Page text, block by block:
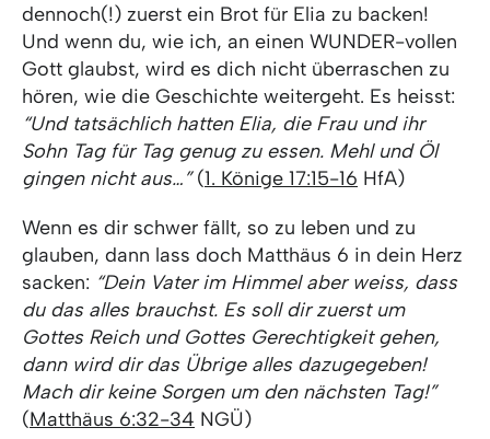
dennoch(!) zuerst ein Brot für Elia zu backen!
Und wenn du, wie ich, an einen WUNDER-vollen
Gott glaubst, wird es dich nicht überraschen zu
hören, wie die Geschichte weitergeht. Es heisst:
“Und tatsächlich hatten Elia, die Frau und ihr
Sohn Tag für Tag genug zu essen. Mehl und Öl
gingen nicht aus…”(1. Könige 17:15-16 HfA)
Wenn es dir schwer fällt, so zu leben und zu
glauben, dann lass doch Matthäus 6 in dein Herz
sacken: “Dein Vater im Himmel aber weiss, dass
du das alles brauchst. Es soll dir zuerst um
Gottes Reich und Gottes Gerechtigkeit gehen,
dann wird dir das Übrige alles dazugegeben!
Mach dir keine Sorgen um den nächsten Tag!”
(Matthäus 6:32-34 NGÜ)